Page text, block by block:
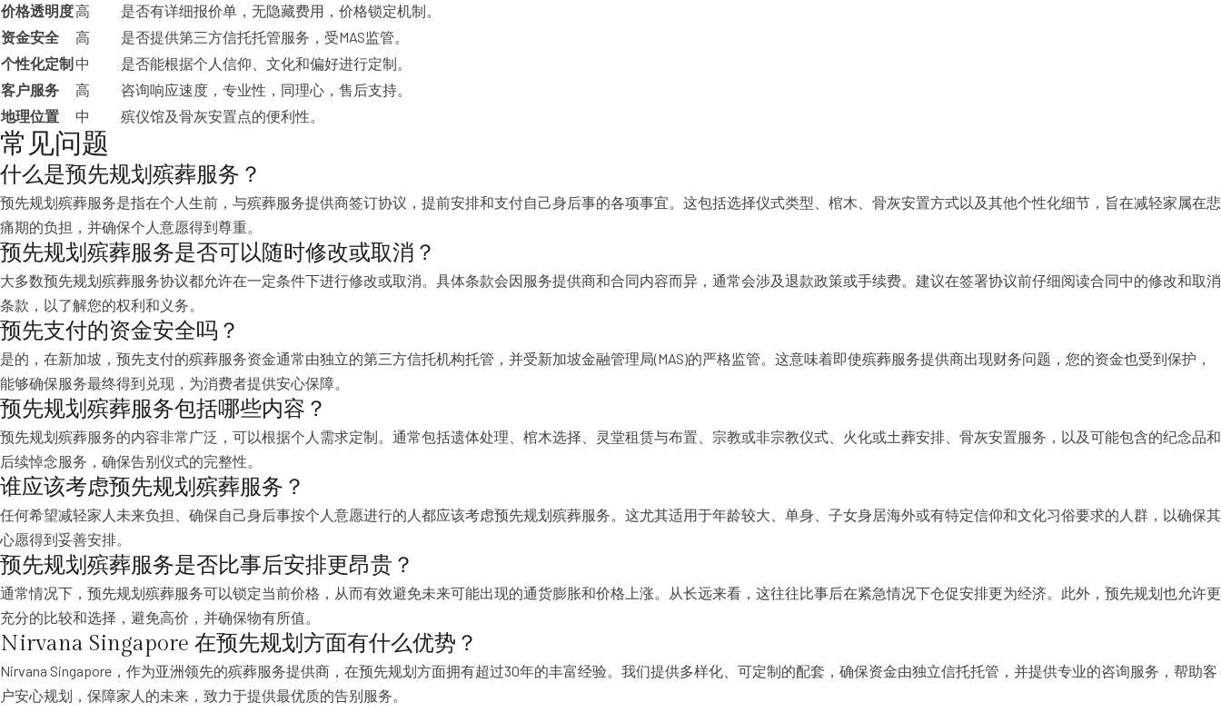
价格透明度高
是否有详细报价单，无隐藏费用，价格锁定机制。
资金安全
高
是否提供第三方信托托管服务，受MAS监管。
个性化定制中
是否能根据个人信仰、文化和偏好进行定制。
客户服务
高
咨询响应速度，专业性，同理心，售后支持。
地理位置
中 殡仪馆及骨灰安置点的便利性。
常见问题
什么是预先规划殡葬服务？
预先规划殡葬服务是指在个人生前，与殡葬服务提供商签订协议，提前安排和支付自己身后事的各项事宜。这包括选择仪式类型、棺木、骨灰安置方式以及其他个性化细节，旨在减轻家属在悲
痛期的负担，并确保个人意愿得到尊重。
预先规划殡葬服务是否可以随时修改或取消？
大多数预先规划殡葬服务协议都允许在一定条件下进行修改或取消。具体条款会因服务提供商和合同内容而异，通常会涉及退款政策或手续费。建议在签署协议前仔细阅读合同中的修改和取消
条款，以了解您的权利和义务。
预先支付的资金安全吗？
是的，在新加坡，预先支付的殡葬服务资金通常由独立的第三方信托机构托管，并受新加坡金融管理局(MAS)的严格监管。这意味着即使殡葬服务提供商出现财务问题，您的资金也受到保护，
能够确保服务最终得到兑现，为消费者提供安心保障。
预先规划殡葬服务包括哪些内容？
预先规划殡葬服务的内容非常广泛，可以根据个人需求定制。通常包括遗体处理、棺木选择、灵堂租赁与布置、宗教或非宗教仪式、火化或土葬安排、骨灰安置服务，以及可能包含的纪念品和
后续悼念服务，确保告别仪式的完整性。
谁应该考虑预先规划殡葬服务？
任何希望减轻家人未来负担、确保自己身后事按个人意愿进行的人都应该考虑预先规划殡葬服务。这尤其适用于年龄较大、单身、子女身居海外或有特定信仰和文化习俗要求的人群，以确保其
心愿得到妥善安排。
预先规划殡葬服务是否比事后安排更昂贵？
通常情况下，预先规划殡葬服务可以锁定当前价格，从而有效避免未来可能出现的通货膨胀和价格上涨。从长远来看，这往往比事后在紧急情况下仓促安排更为经济。此外，预先规划也允许更
充分的比较和选择，避免高价，并确保物有所值。
Nirvana Singapore 在预先规划方面有什么优势？
Nirvana Singapore，作为亚洲领先的殡葬服务提供商，在预先规划方面拥有超过30年的丰富经验。我们提供多样化、可定制的配套，确保资金由独立信托托管，并提供专业的咨询服务，帮助客
户安心规划，保障家人的未来，致力于提供最优质的告别服务。